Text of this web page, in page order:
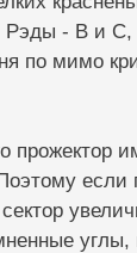
Рэды - В и С,
по мимо
прожектор
если
углы,